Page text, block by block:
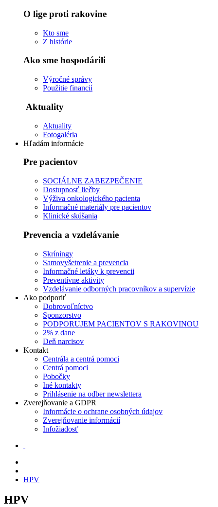
O lige proti rakovine
Kto sme
Z histórie
Ako sme hospodárili
Výročné správy
Použitie financií
Aktuality
Aktuality
Fotogaléria
Hľadám informácie
Pre pacientov
SOCIÁLNE ZABEZPEČENIE
Dostupnosť liečby
Výživa onkologického pacienta
Informačné materiály pre pacientov
Klinické skúšania
Prevencia a vzdelávanie
Skríningy
Samovyšetrenie a prevencia
Informačné letáky k prevencii
Preventívne aktivity
Vzdelávanie odborných pracovníkov a supervízie
Ako podporiť
Dobrovoľníctvo
Sponzorstvo
PODPORUJEM PACIENTOV S RAKOVINOU
2% z dane
Deň narcisov
Kontakt
Centrála a centrá pomoci
Centrá pomoci
Pobočky
Iné kontakty
Prihlásenie na odber newslettera
Zverejňovanie a GDPR
Informácie o ochrane osobných údajov
Zverejňovanie informácií
Infožiadosť
HPV
HPV